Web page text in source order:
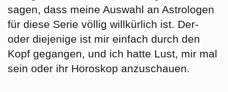
sagen, dass meine Auswahl an Astrologen
für diese Serie völlig willkürlich ist. Der-
oder diejenige ist mir einfach durch den
Kopf gegangen, und ich hatte Lust, mir mal
sein oder ihr Horoskop anzuschauen.